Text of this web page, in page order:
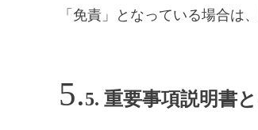
「免責」となっている場合は
5. 重要事項説明書